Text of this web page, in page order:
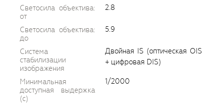
Светосила объектива:
от
2.8
Светосила объектива:
до
5.9
Система
стабилизации
изображения
Двойная IS (оптическая OIS
+ цифровая DIS)
Минимальная
доступная выдержка
(c)
1/2000